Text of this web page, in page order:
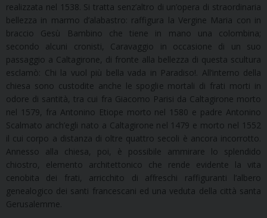
realizzata nel 1538. Si tratta senz’altro di un’opera di straordinaria
bellezza in marmo d’alabastro: raffigura la Vergine Maria con in
braccio Gesù Bambino che tiene in mano una colombina;
secondo alcuni cronisti, Caravaggio in occasione di un suo
passaggio a Caltagirone, di fronte alla bellezza di questa scultura
esclamò: Chi la vuol più bella vada in Paradiso!. All’interno della
chiesa sono custodite anche le spoglie mortali di frati morti in
odore di santità, tra cui fra Giacomo Parisi da Caltagirone morto
nel 1579, fra Antonino Etiope morto nel 1580 e padre Antonino
Scalmato anch’egli nato a Caltagirone nel 1479 e morto nel 1552
il cui corpo a distanza di oltre quattro secoli è ancora incorrotto.
Annesso alla chiesa, poi, è possibile ammirare lo splendido
chiostro, elemento architettonico che rende evidente la vita
cenobita dei frati, arricchito di affreschi raffiguranti l’albero
genealogico dei santi francescani ed una veduta della città santa
Gerusalemme.